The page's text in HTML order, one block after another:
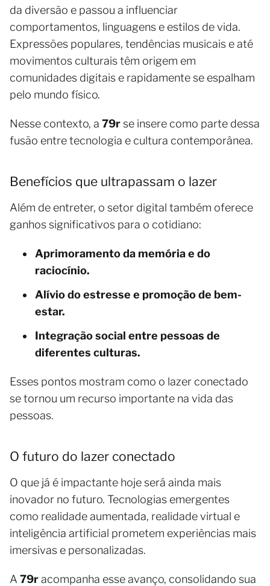
da diversão e passou a influenciar
comportamentos, linguagens e estilos de vida.
Expressões populares, tendências musicais e até
movimentos culturais têm origem em
comunidades digitais e rapidamente se espalham
pelo mundo físico.
Nesse contexto, a 79rse insere como parte dessa
fusão entre tecnologia e cultura contemporânea.
Benefícios que ultrapassam o lazer
Além de entreter, o setor digital também oferece
ganhos significativos para o cotidiano:
Aprimoramento da memória e do
raciocínio.
Alívio do estresse e promoção de bem-
estar.
Integração social entre pessoas de
diferentes culturas.
Esses pontos mostram como o lazer conectado
se tornou um recurso importante na vida das
pessoas.
O futuro do lazer conectado
O que já é impactante hoje será ainda mais
inovador no futuro. Tecnologias emergentes
como realidade aumentada, realidade virtual e
inteligência artificial prometem experiências mais
imersivas e personalizadas.
A 79racompanha esse avanço, consolidando sua